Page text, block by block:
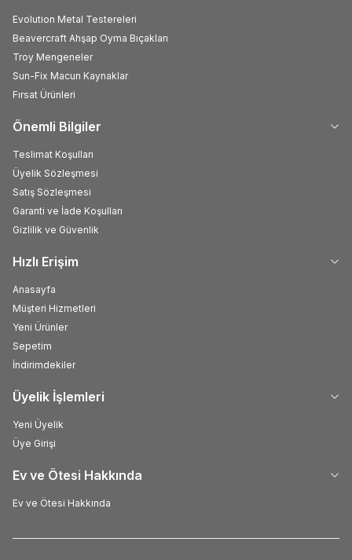
Evolution Metal Testereleri
Beavercraft Ahşap Oyma Bıçakları
Troy Mengeneler
Sun-Fix Macun Kaynaklar
Fırsat Ürünleri
Önemli Bilgiler
Teslimat Koşulları
Üyelik Sözleşmesi
Satış Sözleşmesi
Garanti ve İade Koşulları
Gizlilik ve Güvenlik
Hızlı Erişim
Anasayfa
Müşteri Hizmetleri
Yeni Ürünler
Sepetim
İndirimdekiler
Üyelik İşlemleri
Yeni Üyelik
Üye Girişi
Ev ve Ötesi Hakkında
Ev ve Ötesi Hakkında